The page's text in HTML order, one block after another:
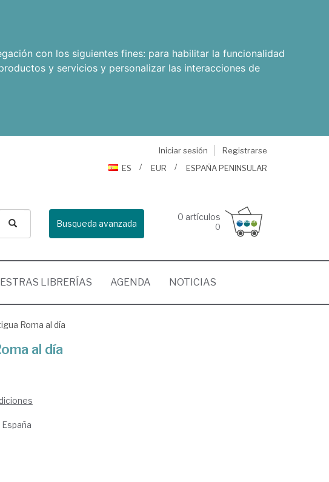
con los siguientes fines: para habilitar la funcionalidad
y servicios y personalizar las interacciones de
Iniciar sesión
Registrarse
ES
EUR ESPAÑA PENINSULAR
Busqueda avanzada
0 artículos
0
LIBRERÍAS AGENDA NOTICIAS
Roma al día
al día